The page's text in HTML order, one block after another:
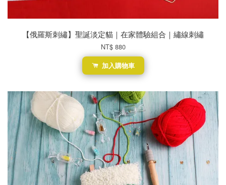
【俄羅斯刺繡】聖誕淡定貓｜在家體驗組合｜繡線刺繡
NT$ 880
加入購物車